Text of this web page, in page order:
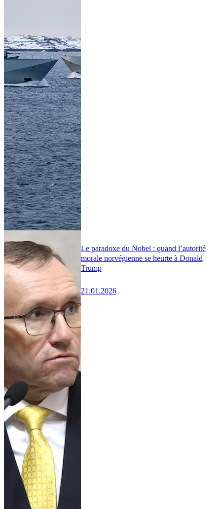
Le paradoxe du Nobel : quand l’autorité
morale norvégienne se heurte à Donald
Trump
21.01.2026